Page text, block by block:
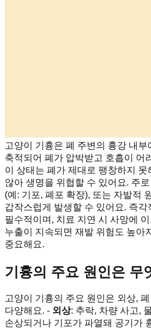
고양이 기흉은 폐 주변의 흉강 내
축적되어 폐가 압박받고 호흡이 어
이 상태는 폐가 제대로 팽창하지 못
않아 생명을 위협할 수 있어요. 주
(예: 기포, 폐포 확장), 또는 자발적
갑작스럽게 발생할 수 있어요. 즉
필수적이며, 치료 지연 시 사망에
누출이 지속되면 재발 위험도 높아
중요해요.
기흉의 주요 원인은 무
고양이 기흉의 주요 원인은 외상,
다양해요. - 외상: 추락, 차량 사고,
손상되거나 기포가 파열돼 공기가